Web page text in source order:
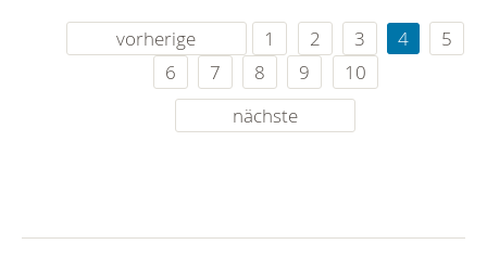
vorherige 1 2 3 4
5
6
7 8 9
10
nächste